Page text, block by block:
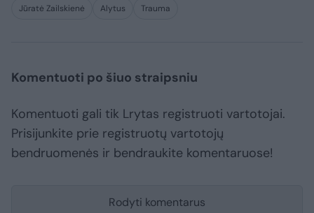
Jūratė Zailskienė Alytus Trauma
Komentuoti po šiuo straipsniu
Komentuoti gali tik Lrytas registruoti vartotojai.
Prisijunkite prie registruotų vartotojų
bendruomenės ir bendraukite komentaruose!
Rodyti komentarus